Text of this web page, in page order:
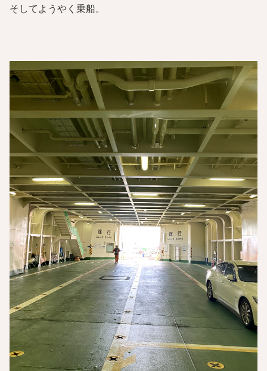
そしてようやく乗船。